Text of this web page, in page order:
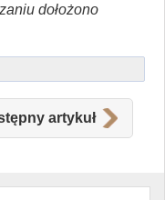
dołożono
artykuł